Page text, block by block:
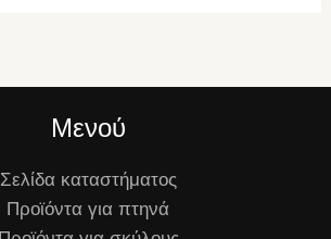
Μενού
Σελίδα καταστήματος
Προϊόντα για πτηνά